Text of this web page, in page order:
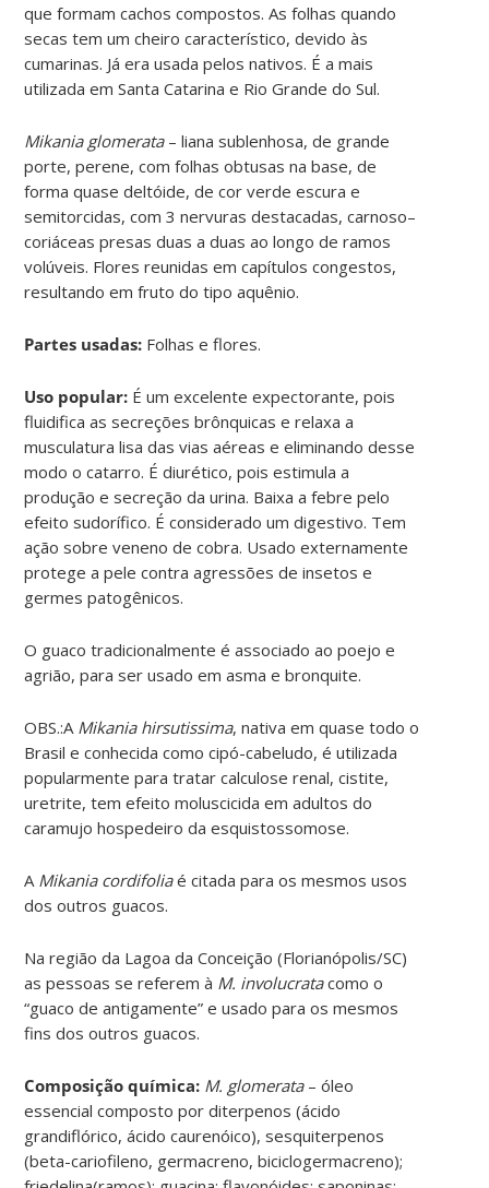
que formam cachos compostos. As folhas quando
secas tem um cheiro característico, devido às
cumarinas. Já era usada pelos nativos. É a mais
utilizada em Santa Catarina e Rio Grande do Sul.
Mikania glomerata– liana sublenhosa, de grande
porte, perene, com folhas obtusas na base, de
forma quase deltóide, de cor verde escura e
semitorcidas, com 3 nervuras destacadas, carnoso–
coriáceas presas duas a duas ao longo de ramos
volúveis. Flores reunidas em capítulos congestos,
resultando em fruto do tipo aquênio.
Partes usadas: Folhas e flores.
Uso popular: É um excelente expectorante, pois
fluidifica as secreções brônquicas e relaxa a
musculatura lisa das vias aéreas e eliminando desse
modo o catarro. É diurético, pois estimula a
produção e secreção da urina. Baixa a febre pelo
efeito sudorífico. É considerado um digestivo. Tem
ação sobre veneno de cobra. Usado externamente
protege a pele contra agressões de insetos e
germes patogênicos.
O guaco tradicionalmente é associado ao poejo e
agrião, para ser usado em asma e bronquite.
OBS.:A Mikania hirsutissima, nativa em quase todo o
Brasil e conhecida como cipó-cabeludo, é utilizada
popularmente para tratar calculose renal, cistite,
uretrite, tem efeito moluscicida em adultos do
caramujo hospedeiro da esquistossomose.
A Mikania cordifoliaé citada para os mesmos usos
dos outros guacos.
Na região da Lagoa da Conceição (Florianópolis/SC)
as pessoas se referem à M. involucratacomo o
“guaco de antigamente” e usado para os mesmos
fins dos outros guacos.
Composição química: M. glomerata– óleo
essencial composto por diterpenos (ácido
grandiflórico, ácido caurenóico), sesquiterpenos
(beta-cariofileno, germacreno, biciclogermacreno);